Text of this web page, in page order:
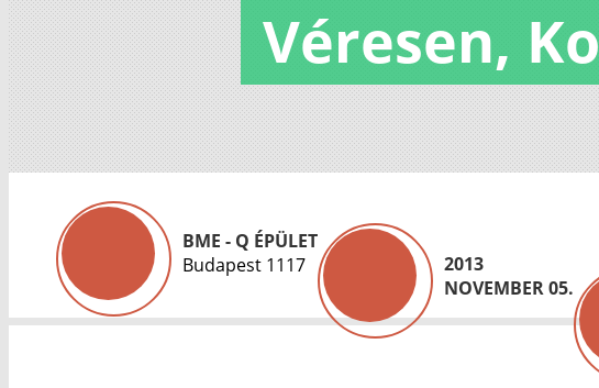
Véresen,
BME - Q ÉPÜLET
Budapest 1117
2013
NOVEMBER 05.